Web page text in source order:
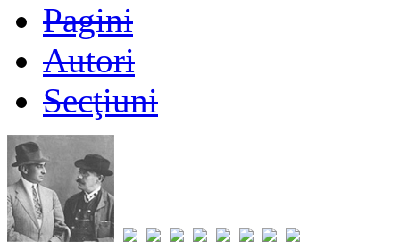
Pagini
Autori
Secţiuni